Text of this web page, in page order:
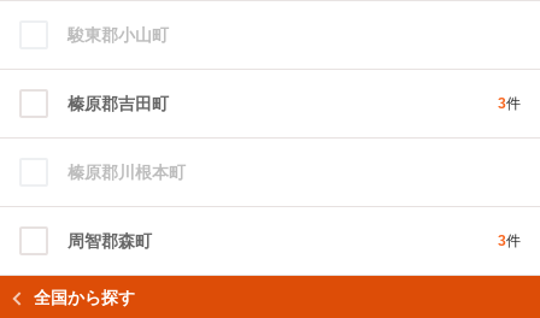
駿東郡小山町
榛原郡吉田町 3件
榛原郡川根本町
周智郡森町 3件
全国から探す